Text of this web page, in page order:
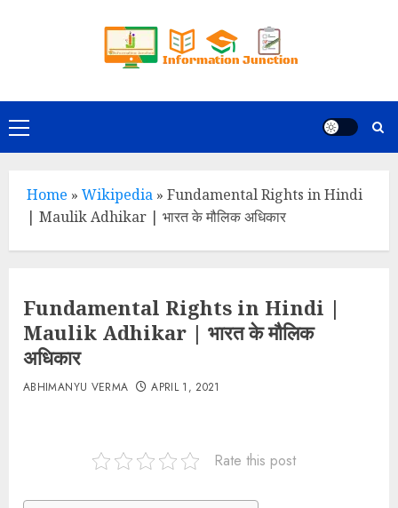
Primary
Menu
Home » Wikipedia » Fundamental Rights in Hindi
| Maulik Adhikar | भारत के मौलिक अधिकार
Fundamental Rights in Hindi |
Maulik Adhikar | भारत के मौलिक
अधिकार
ABHIMANYU VERMA APRIL 1, 2021
Rate this post